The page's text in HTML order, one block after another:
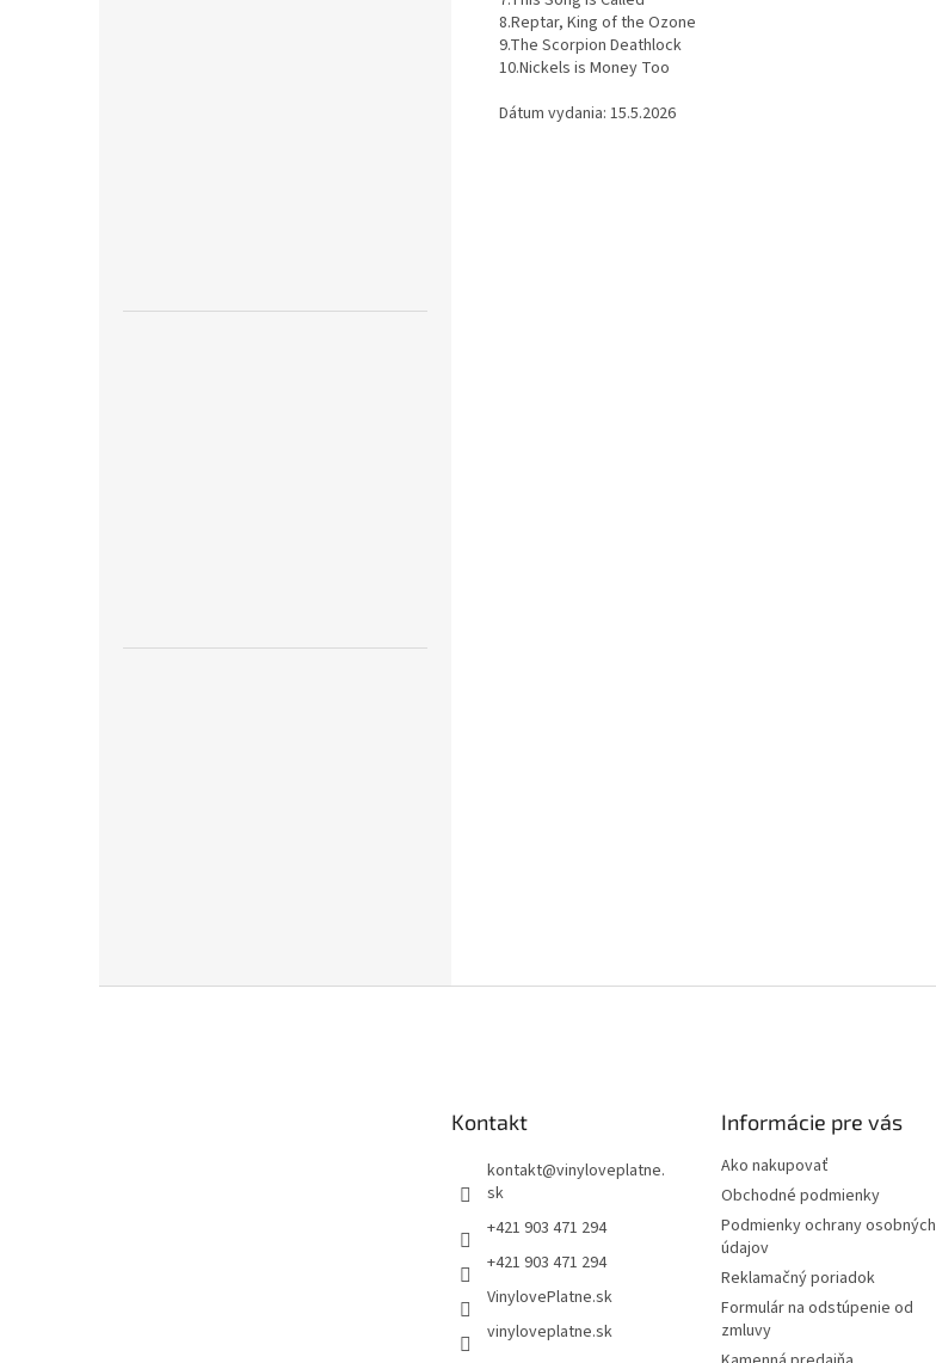
8.Reptar, King of the Ozone
9.The Scorpion Deathlock
10.Nickels is Money Too
Dátum vydania: 15.5.2026
Kontakt
kontakt@vinyloveplatne.
sk
+421 903 471 294
+421 903 471 294
VinylovePlatne.sk
vinyloveplatne.sk
Informácie pre vás
Ako nakupovať
Obchodné podmienky
Podmienky ochrany osobných
údajov
Reklamačný poriadok
Formulár na odstúpenie od
zmluvy